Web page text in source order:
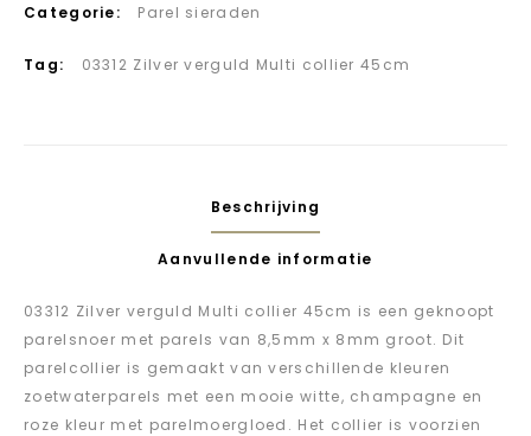
Categorie: Parel sieraden
Tag: 03312 Zilver verguld Multi collier 45cm
Beschrijving
Aanvullende informatie
03312 Zilver verguld Multi collier 45cm is een geknoopt
parelsnoer met parels van 8,5mm x 8mm groot. Dit
parelcollier is gemaakt van verschillende kleuren
zoetwaterparels met een mooie witte, champagne en
roze kleur met parelmoergloed. Het collier is voorzien